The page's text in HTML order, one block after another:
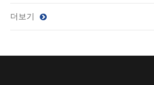
더보기